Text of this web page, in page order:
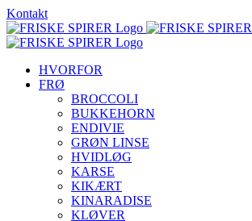
Skip
to
content
Kontakt
HVORFOR
FRØ
BROCCOLI
BUKKEHORN
ENDIVIE
GRØN LINSE
HVIDLØG
KARSE
KIKÆRT
KINARADISE
KLØVER